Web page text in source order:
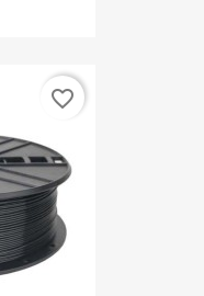
favorite_border